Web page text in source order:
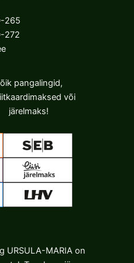
265
272
pangalingid,
või
järelmaks!
URSULA-MARIA on